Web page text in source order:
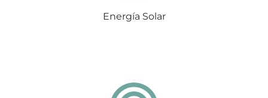
Energía Solar